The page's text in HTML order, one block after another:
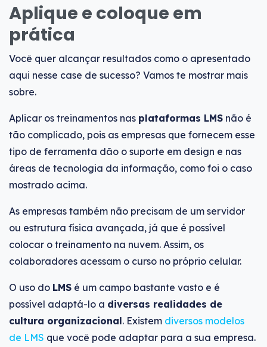
Aplique e coloque em
prática
Você quer alcançar resultados como o apresentado
aqui nesse case de sucesso? Vamos te mostrar mais
sobre.
Aplicar os treinamentos nas plataformas LMS não é
tão complicado, pois as empresas que fornecem esse
tipo de ferramenta dão o suporte em design e nas
áreas de tecnologia da informação, como foi o caso
mostrado acima.
As empresas também não precisam de um servidor
ou estrutura física avançada, já que é possível
colocar o treinamento na nuvem. Assim, os
colaboradores acessam o curso no próprio celular.
O uso do LMS é um campo bastante vasto e é
possível adaptá-lo a diversas realidades de
cultura organizacional. Existem diversos modelos
de LMS que você pode adaptar para a sua empresa.